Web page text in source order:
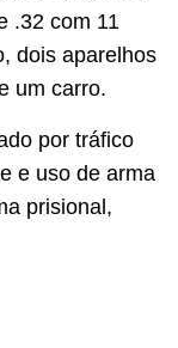
.32 com 11
dois aparelhos
um carro.
por tráfico
e uso de arma
prisional,